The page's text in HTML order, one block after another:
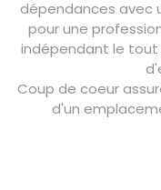
dépendances avec
pour une
indépendant le
Coup de coeur
d'un